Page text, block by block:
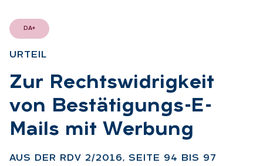
DA+
UR­TEIL
:
Zur Rechts­wid­rig­keit
von Be­stä­ti­gungs-E-
Mails mit Wer­bung
AUS DER RDV 2/2016, SEI­TE 94 BIS 97